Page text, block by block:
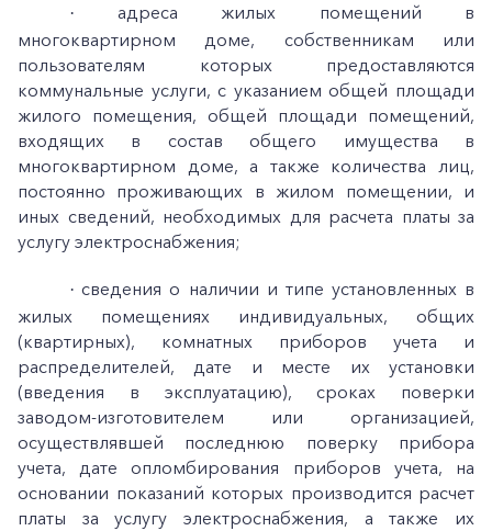
·
адреса жилых помещений в
многоквартирном доме, собственникам или
пользователям которых предоставляются
коммунальные услуги, с указанием общей площади
жилого помещения, общей площади помещений,
входящих в состав общего имущества в
многоквартирном доме, а также количества лиц,
постоянно проживающих в жилом помещении, и
иных сведений, необходимых для расчета платы за
услугу электроснабжения;
· сведения о наличии и типе установленных в
жилых помещениях индивидуальных, общих
(квартирных), комнатных приборов учета и
распределителей, дате и месте их установки
(введения в эксплуатацию), сроках поверки
заводом-изготовителем или организацией,
осуществлявшей последнюю поверку прибора
учета, дате опломбирования приборов учета, на
основании показаний которых производится расчет
платы за услугу электроснабжения, а также их